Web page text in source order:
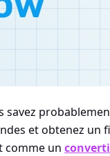
savez
et obtenez un
comme un